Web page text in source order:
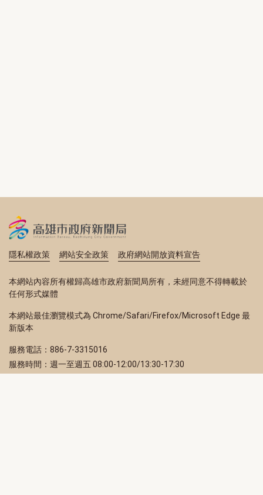
隱私權政策 網站安全政策 政府網站開放資料宣告
本網站內容所有權歸高雄市政府新聞局所有，未經同意不得轉載於
任何形式媒體
本網站最佳瀏覽模式為 Chrome/Safari/Firefox/Microsoft Edge 最
新版本
服務電話：886-7-3315016
服務時間：週一至週五 08:00-12:00/13:30-17:30